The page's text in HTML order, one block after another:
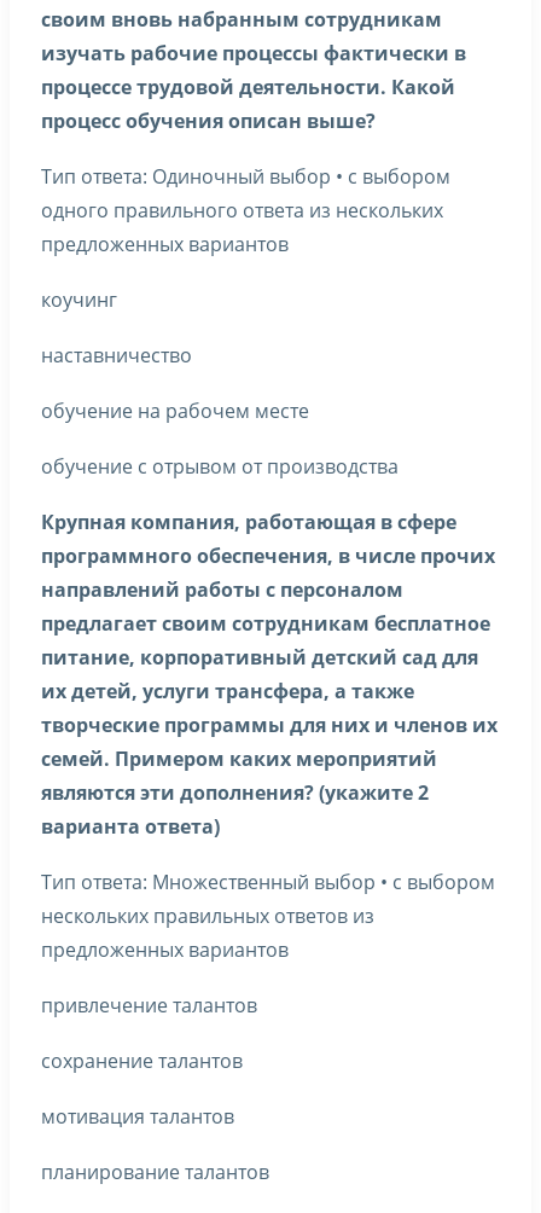
своим вновь набранным сотрудникам
изучать рабочие процессы фактически в
процессе трудовой деятельности. Какой
процесс обучения описан выше?
Тип ответа: Одиночный выбор • с выбором
одного правильного ответа из нескольких
предложенных вариантов
коучинг
наставничество
обучение на рабочем месте
обучение с отрывом от производства
Крупная компания, работающая в сфере
программного обеспечения, в числе прочих
направлений работы с персоналом
предлагает своим сотрудникам бесплатное
питание, корпоративный детский сад для
их детей, услуги трансфера, а также
творческие программы для них и членов их
семей. Примером каких мероприятий
являются эти дополнения? (укажите 2
варианта ответа)
Тип ответа: Множественный выбор • с выбором
нескольких правильных ответов из
предложенных вариантов
привлечение талантов
сохранение талантов
мотивация талантов
планирование талантов